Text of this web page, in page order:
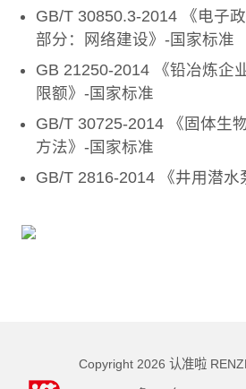
GB/T 30850.3-2014 《电子
部分：网络建设》-国家标准
GB 21250-2014 《铅冶炼企
限额》-国家标准
GB/T 30725-2014 《固体生
方法》-国家标准
GB/T 2816-2014 《井用潜水
Copyright 2026 认准啦